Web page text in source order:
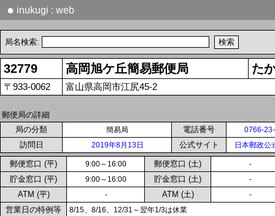
● inukugi : web
局名検索:
32779 高岡旭ケ丘簡易郵便局 た
〒933-0062 富山県高岡市江尻45-2
郵便局の詳細
局の分類
簡易局 電話番号 0766-
訪問日 2019年8月13日 公式サイト 日本郵政公
郵便窓口 (平) 9:00～16:00 郵便窓口 (土) -
貯金窓口 (平) 9:00～16:00 貯金窓口 (土) -
ATM (平) - ATM (土) -
営業日の特例等 8/15、8/16、12/31～翌年1/3は休業